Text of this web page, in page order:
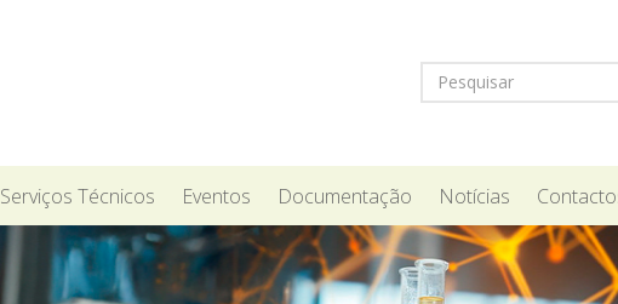
Serviços Técnicos Eventos Documentação Notícias